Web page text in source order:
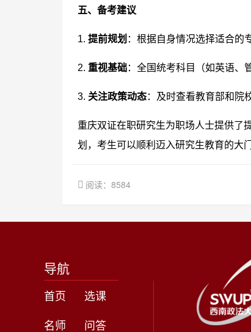
五、备考建议
1. 提前规划 ：根据自身情况选择适合的
2. 重视基础：全国统考科目（如英语、
3. 关注政策动态：及时查看教育部和院
重庆双证在职研究生为职场人士提供了
划，考生可以顺利迈入研究生教育的大
阅读：8584
导航
首页
选课
名师
问答